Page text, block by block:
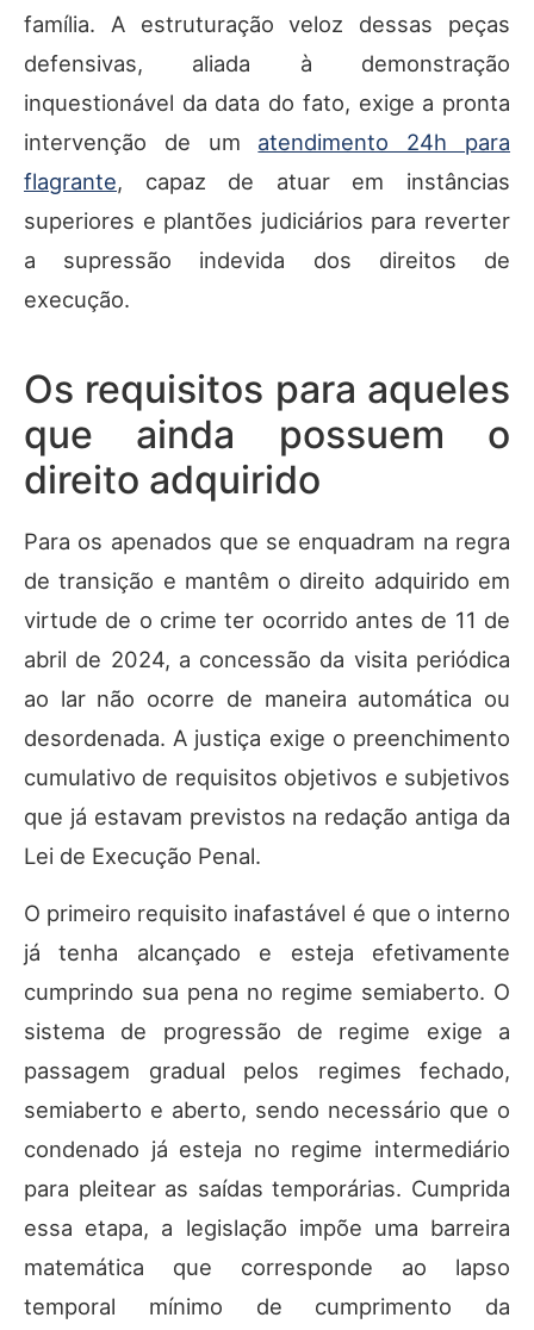
família. A estruturação veloz dessas peças
defensivas, aliada à demonstração
inquestionável da data do fato, exige a pronta
intervenção de um atendimento 24h para
flagrante, capaz de atuar em instâncias
superiores e plantões judiciários para reverter
a supressão indevida dos direitos de
execução.
Os requisitos para aqueles
que ainda possuem o
direito adquirido
Para os apenados que se enquadram na regra
de transição e mantêm o direito adquirido em
virtude de o crime ter ocorrido antes de 11 de
abril de 2024, a concessão da visita periódica
ao lar não ocorre de maneira automática ou
desordenada. A justiça exige o preenchimento
cumulativo de requisitos objetivos e subjetivos
que já estavam previstos na redação antiga da
Lei de Execução Penal.
O primeiro requisito inafastável é que o interno
já tenha alcançado e esteja efetivamente
cumprindo sua pena no regime semiaberto. O
sistema de progressão de regime exige a
passagem gradual pelos regimes fechado,
semiaberto e aberto, sendo necessário que o
condenado já esteja no regime intermediário
para pleitear as saídas temporárias. Cumprida
essa etapa, a legislação impõe uma barreira
matemática que corresponde ao lapso
temporal mínimo de cumprimento da